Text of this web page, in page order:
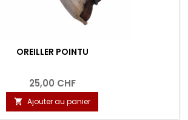
OREILLER POINTU
25,00 CHF
 Ajouter au panier